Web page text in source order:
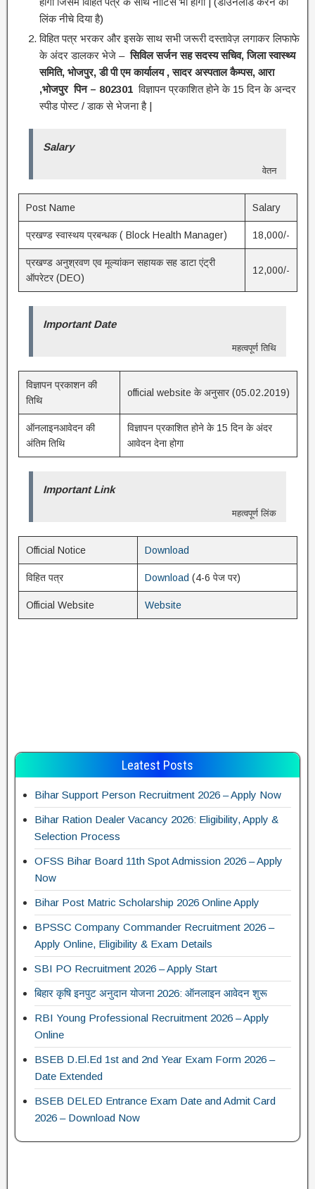
लिंक नीचे दिया है)
विहित पत्र भरकर और इसके साथ सभी जरूरी दस्तावेज़ लगाकर लिफाफे
के अंदर डालकर भेजे –सिविल सर्जन सह सदस्य सचिव, जिला स्वास्थ्य
समिति, भोजपुर, डी पी एम कार्यालय , सादर अस्पताल कैम्पस, आरा
,भोजपुर पिन – 802301 विज्ञापन प्रकाशित होने के 15 दिन के अन्दर
स्पीड पोस्ट / डाक से भेजना है |
Salary
वेतन
Post Name Salary
प्रखण्ड स्वास्थय प्रबन्धक ( Block Health Manager) 18,000/-
प्रखण्ड अनुश्रवण एव मूल्यांकन सहायक सह डाटा एंट्री
ऑपरेटर (DEO)
12,000/-
Important Date
महत्वपूर्ण तिथि
विज्ञापन प्रकाशन की
तिथि
official website के अनुसार (05.02.2019)
ऑनलाइनआवेदन की
अंतिम तिथि
विज्ञापन प्रकाशित होने के 15 दिन के अंदर
आवेदन देना होगा
Important Link
महत्वपूर्ण लिंक
Official Notice Download
विहित पत्र Download (4-6 पेज पर)
Official Website Website
Leatest Posts
Bihar Support Person Recruitment 2026 – Apply Now
Bihar Ration Dealer Vacancy 2026: Eligibility, Apply &
Selection Process
OFSS Bihar Board 11th Spot Admission 2026 – Apply
Now
Bihar Post Matric Scholarship 2026 Online Apply
BPSSC Company Commander Recruitment 2026 –
Apply Online, Eligibility & Exam Details
SBI PO Recruitment 2026 – Apply Start
बिहार कृषि इनपुट अनुदान योजना 2026: ऑनलाइन आवेदन शुरू
RBI Young Professional Recruitment 2026 – Apply
Online
BSEB D.El.Ed 1st and 2nd Year Exam Form 2026 –
Date Extended
BSEB DELED Entrance Exam Date and Admit Card
2026 – Download Now